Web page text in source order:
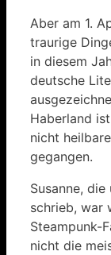
Aber am 1.
traurige
in diesem
deutsche
Haberland
nicht
gegangen.
Susanne,
schrieb, war
Steampunk-
nicht die